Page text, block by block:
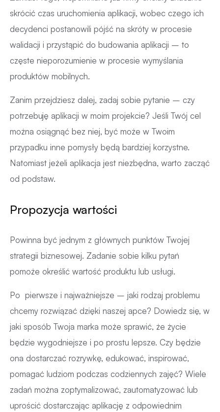
skrócić czas uruchomienia aplikacji, wobec czego ich
decydenci postanowili pójść na skróty w procesie
walidacji i przystąpić do budowania aplikacji – to
częste nieporozumienie w procesie wymyślania
produktów mobilnych.
Zanim przejdziesz dalej, zadaj sobie pytanie – czy
potrzebuję aplikacji w moim projekcie? Jeśli Twój cel
można osiągnąć bez niej, być może w Twoim
przypadku inne pomysły będą bardziej korzystne.
Natomiast jeżeli aplikacja jest niezbędna, warto zacząć
od podstaw.
Propozycja wartości
Powinna być jednym z głównych punktów Twojej
strategii biznesowej. Zadanie sobie kilku pytań
pomoże określić wartość produktu lub usługi.
Po pierwsze i najważniejsze – jaki rodzaj problemu
chcemy rozwiązać dzięki naszej apce? Dowiedz się, w
jaki sposób Twoja marka może sprawić, że życie
będzie wygodniejsze i po prostu lepsze. Czy będzie
ona dostarczać rozrywkę, edukować, inspirować,
pomagać ludziom podczas codziennych zajęć? Wiele
zadań można zoptymalizować, zautomatyzować lub
uprościć dostarczając aplikację z odpowiednim